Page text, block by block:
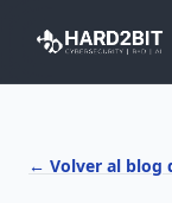
← Volver al blog